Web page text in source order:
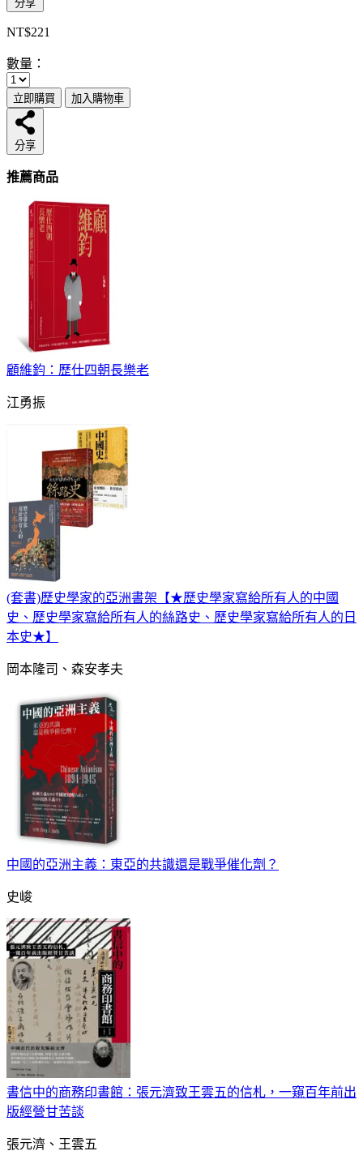
分享
NT$221
數量：
立即購買 加入購物車
分享
推薦商品
顧維鈞：歷仕四朝長樂老
江勇振
(套書)歷史學家的亞洲書架【★歷史學家寫給所有人的中國
史、歷史學家寫給所有人的絲路史、歷史學家寫給所有人的日
本史★】
岡本隆司、森安孝夫
中國的亞洲主義：東亞的共識還是戰爭催化劑？
史峻
書信中的商務印書館：張元濟致王雲五的信札，一窺百年前出
版經營甘苦談
張元濟、王雲五